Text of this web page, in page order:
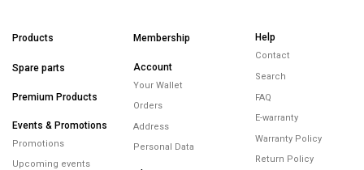
Products
Spare parts
Premium Products
Events & Promotions
Promotions
Upcoming events
Membership
Account
Your Wallet
Orders
Address
Personal Data
Help
Contact
Search
FAQ
E-warranty
Warranty Policy
Return Policy